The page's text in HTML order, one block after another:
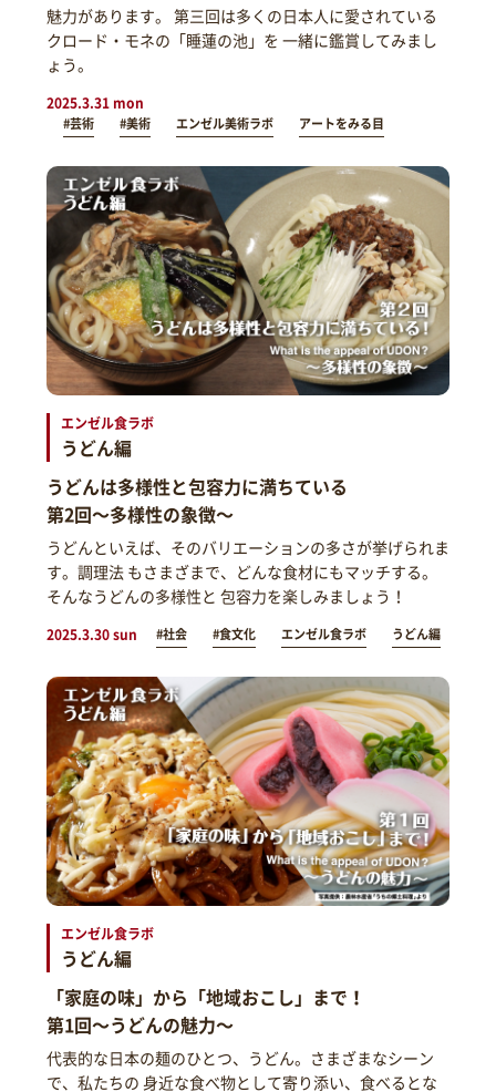
魅力があります。 第三回は多くの日本人に愛されている
クロード・モネの「睡蓮の池」を 一緒に鑑賞してみまし
ょう。
2025.3.31 mon
#芸術 #美術 エンゼル美術ラボ アートをみる目
エンゼル食ラボ
うどん編
うどんは多様性と包容力に満ちている
第2回～多様性の象徴～
うどんといえば、そのバリエーションの多さが挙げられま
す。調理法 もさまざまで、どんな食材にもマッチする。
そんなうどんの多様性と 包容力を楽しみましょう！
2025.3.30 sun #社会 #食文化 エンゼル食ラボ うどん編
エンゼル食ラボ
うどん編
「家庭の味」から「地域おこし」まで！
第1回～うどんの魅力～
代表的な日本の麺のひとつ、うどん。さまざまなシーン
で、私たちの 身近な食べ物として寄り添い、食べるとな